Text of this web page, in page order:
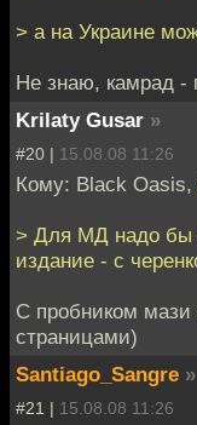
> а на Украине
Не знаю, камрад -
Krilaty Gusar »
#20 | 15.08.08 11:26
Кому: Black Oasis,
> Для МД надо бы
издание - с
С пробником мази
страницами)
Santiago_Sangre »
#21 | 15.08.08 11:26